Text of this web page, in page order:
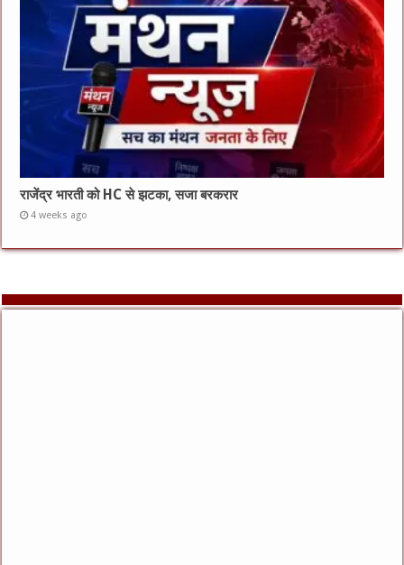
राजेंद्र भारती को HC से झटका, सजा बरकरार
4 weeks ago